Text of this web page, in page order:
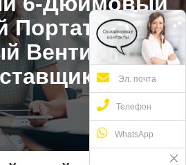
Портативный
Вентилятор
Эл. почта
Телефон
WhatsApp